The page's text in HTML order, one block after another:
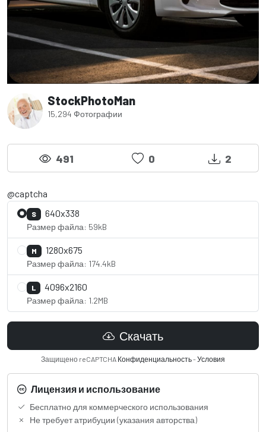
StockPhotoMan
15,294 Фотографии
491 0 2
@captcha
S 640x338
Размер файла: 59kB
M 1280x675
Размер файла: 174.4kB
L 4096x2160
Размер файла: 1.2MB
Скачать
Защищено reCAPTCHA Конфиденциальность-Условия
Лицензия и использование
Бесплатно для коммерческого использования
Не требует атрибуции (указания авторства)